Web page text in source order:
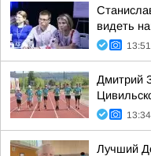
видеть
13:51
Дмитрий
13:34
Лучший